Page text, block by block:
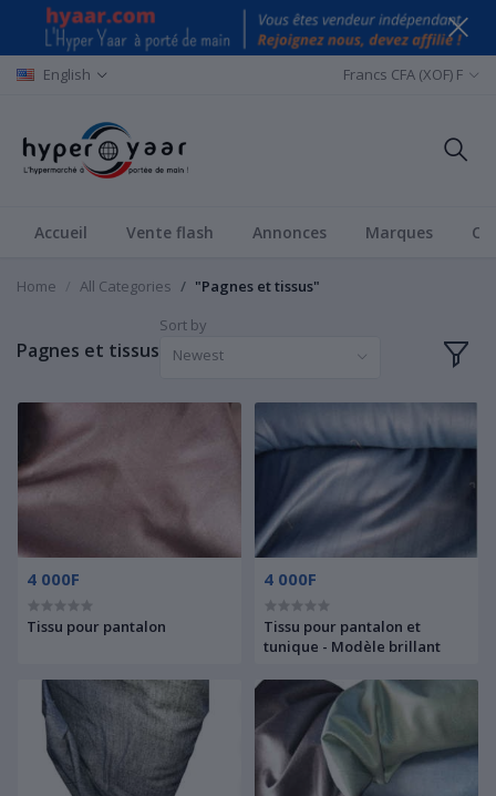
English Francs CFA (XOF) F
Accueil Vente flash Annonces Marques
Home All Categories "Pagnes et tissus"
Pagnes et tissus
Sort by
Newest
4 000F
Tissu pour pantalon
4 000F
Tissu pour pantalon et
tunique - Modèle brillant